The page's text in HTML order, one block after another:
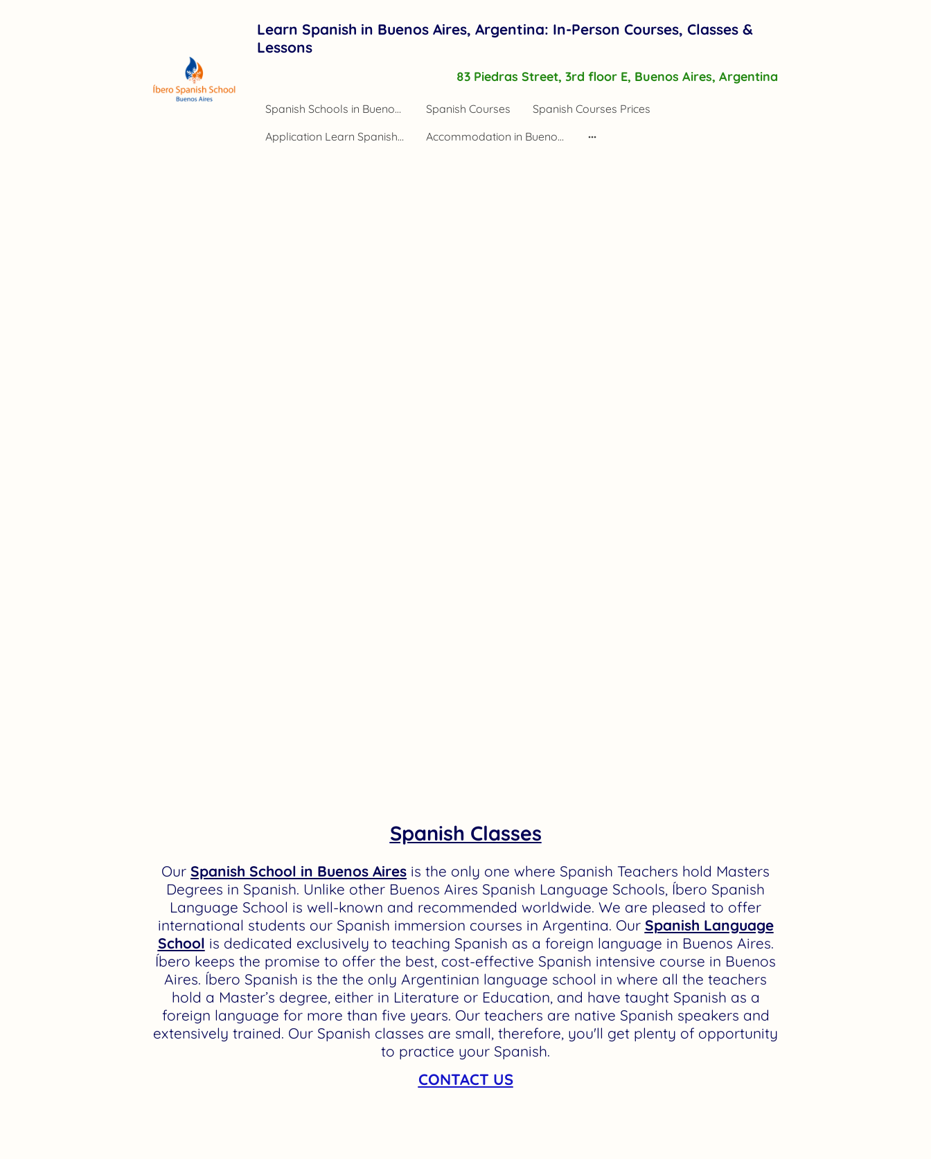
Learn Spanish in Buenos Aires, Argentina: In-Person Courses, Classes &
Lessons
83 Piedras Street, 3rd floor E, Buenos Aires, Argentina
Spanish Schools in Buenos Aires Argentina Spanish Courses
Spanish Courses Prices
Application Learn Spanish Buenos Aires
Accommodation in Buenos Aires
Spanish Classes
Our Spanish School in Buenos Aires is the only one where Spanish Teachers hold Masters
Degrees in Spanish. Unlike other Buenos Aires Spanish Language Schools, Íbero Spanish
Language School is well-known and recommended worldwide. We are pleased to offer
international students our Spanish immersion courses in Argentina. Our Spanish Language
School is dedicated exclusively to teaching Spanish as a foreign language in Buenos Aires.
Íbero keeps the promise to offer the best, cost-effective Spanish intensive course in Buenos
Aires. Íbero Spanish is the the only Argentinian language school in where all the teachers
hold a Master’s degree, either in Literature or Education, and have taught Spanish as a
foreign language for more than five years. Our teachers are native Spanish speakers and
extensively trained. Our Spanish classes are small, therefore, you'll get plenty of opportunity
to practice your Spanish.
CONTACT US